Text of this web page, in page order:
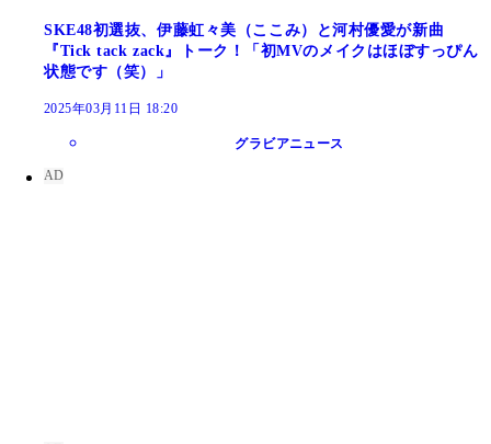
SKE48初選抜、伊藤虹々美（ここみ）と河村優愛が新曲
『Tick tack zack』トーク！「初MVのメイクはほぼすっぴん
状態です（笑）」
2025年03月11日 18:20
グラビアニュース